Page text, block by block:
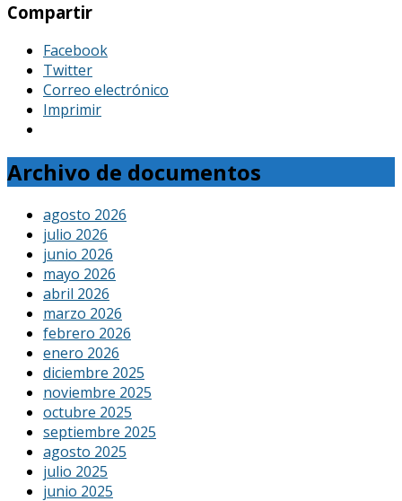
Compartir
Facebook
Twitter
Correo electrónico
Imprimir
Archivo de documentos
agosto 2026
julio 2026
junio 2026
mayo 2026
abril 2026
marzo 2026
febrero 2026
enero 2026
diciembre 2025
noviembre 2025
octubre 2025
septiembre 2025
agosto 2025
julio 2025
junio 2025